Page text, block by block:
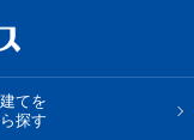
てを
探す